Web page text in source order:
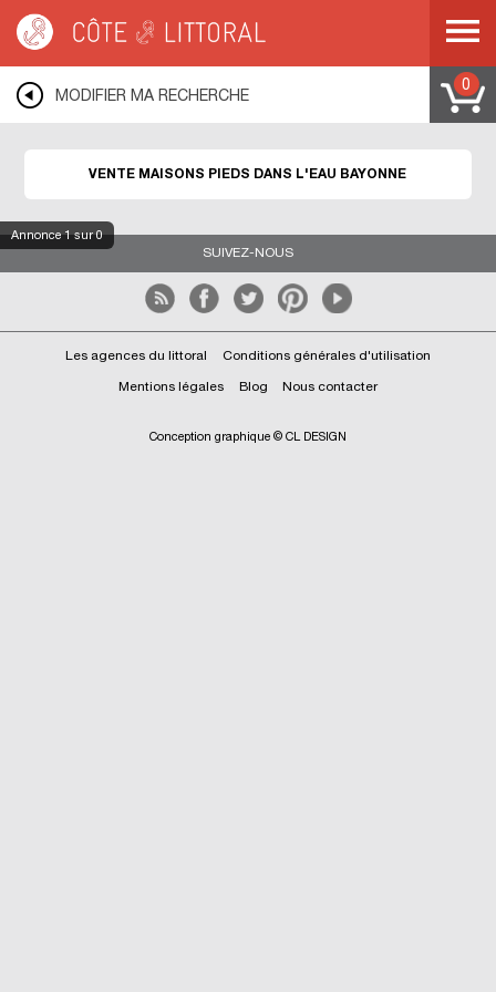
MODIFIER MA RECHERCHE
0
Annonce1sur 0
VENTE MAISONS PIEDS DANS L'EAU BAYONNE
SUIVEZ-NOUS
Les agences du littoral Conditions générales d'utilisation
Mentions légales Blog Nous contacter
Conception graphique © CL DESIGN